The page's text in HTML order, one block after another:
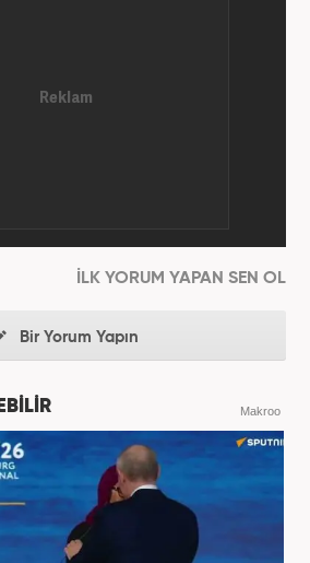
İLK YORUM YAPAN SEN OL
Bir Yorum Yapın
Makroo